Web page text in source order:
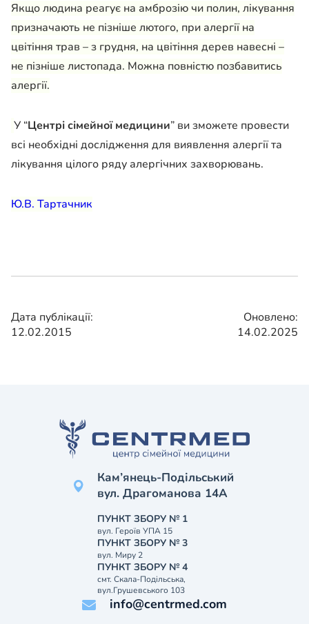
Якщо людина реагує на амброзію чи полин, лікування
призначають не пізніше лютого, при алергії на
цвітіння трав – з грудня, на цвітіння дерев навесні –
не пізніше листопада. Можна повністю позбавитись
алергії.
У “Центрі сімейної медицини” ви зможете провести
всі необхідні дослідження для виявлення алергії та
лікування цілого ряду алергічних захворювань.
Ю.В. Тартачник
Дата публікації:
12.02.2015
Оновлено:
14.02.2025
Кам’янець-Подільський
вул. Драгоманова 14А
ПУНКТ ЗБОРУ № 1
вул. Героїв УПА 15
ПУНКТ ЗБОРУ № 3
вул. Миру 2
ПУНКТ ЗБОРУ № 4
смт. Скала-Подільська,
вул.Грушевського 103
info@centrmed.com